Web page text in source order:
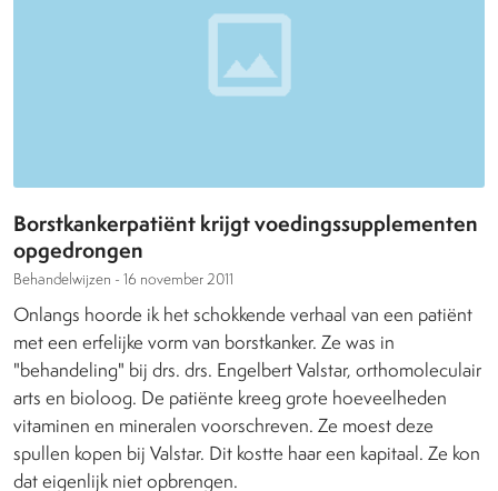
Borstkankerpatiënt krijgt voedingssupplementen
opgedrongen
Behandelwijzen - 16 november 2011
Onlangs hoorde ik het schokkende verhaal van een patiënt
met een erfelijke vorm van borstkanker. Ze was in
"behandeling" bij drs. drs. Engelbert Valstar, orthomoleculair
arts en bioloog. De patiënte kreeg grote hoeveelheden
vitaminen en mineralen voorschreven. Ze moest deze
spullen kopen bij Valstar. Dit kostte haar een kapitaal. Ze kon
dat eigenlijk niet opbrengen.